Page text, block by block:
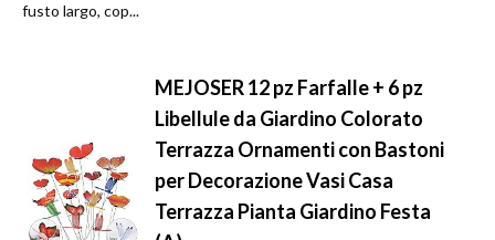
fusto largo, cop...
MEJOSER 12 pz Farfalle + 6 pz
Libellule da Giardino Colorato
Terrazza Ornamenti con Bastoni
per Decorazione Vasi Casa
Terrazza Pianta Giardino Festa